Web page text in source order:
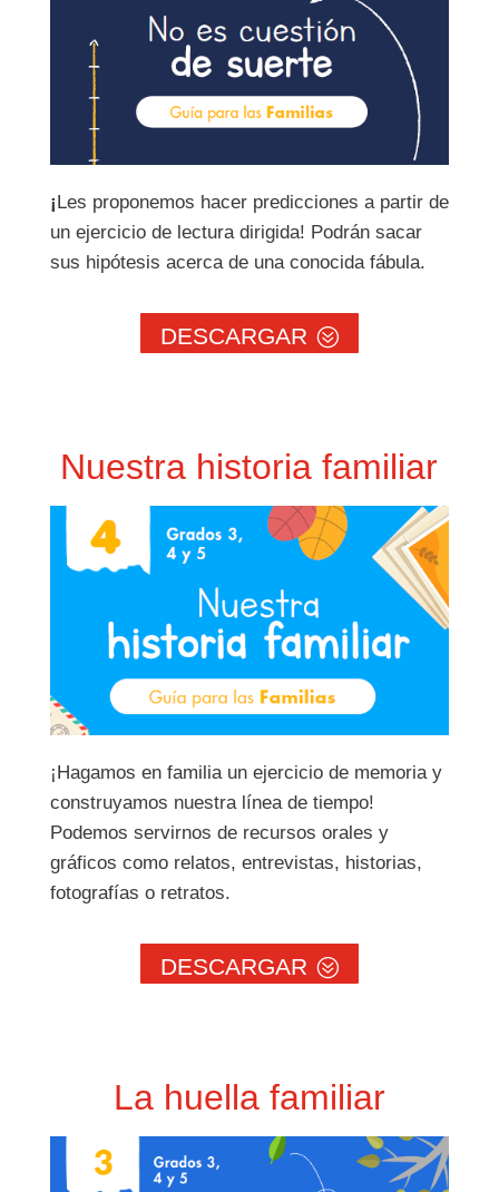
¡Les proponemos hacer predicciones a partir de
un ejercicio de lectura dirigida! Podrán sacar
sus hipótesis acerca de una conocida fábula.
DESCARGAR
Nuestra historia familiar
¡Hagamos en familia un ejercicio de memoria y
construyamos nuestra línea de tiempo!
Podemos servirnos de recursos orales y
gráficos como relatos, entrevistas, historias,
fotografías o retratos.
DESCARGAR
La huella familiar